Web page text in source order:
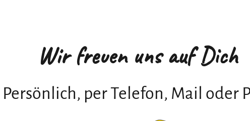
Wir freuen uns auf Dich
Persönlich, per Telefon, Mail oder